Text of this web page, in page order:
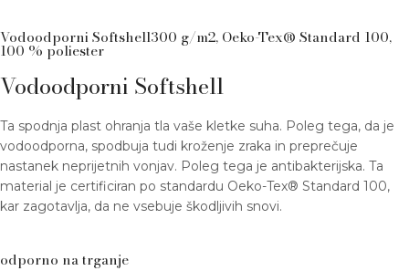
Vodoodporni Softshell300 g/m2, Oeko-Tex® Standard 100,
100 % poliester
Vodoodporni Softshell
Ta spodnja plast ohranja tla vaše kletke suha. Poleg tega, da je
vodoodporna, spodbuja tudi kroženje zraka in preprečuje
nastanek neprijetnih vonjav. Poleg tega je antibakterijska. Ta
material je certificiran po standardu Oeko-Tex® Standard 100,
kar zagotavlja, da ne vsebuje škodljivih snovi.
odporno na trganje